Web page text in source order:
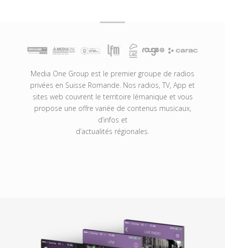
Media One Group est le premier groupe de radios
privées en Suisse Romande. Nos radios, TV, App et
sites web couvrent le territoire lémanique et vous
propose une offre variée de contenus musicaux,
d’infos et
d’actualités régionales.